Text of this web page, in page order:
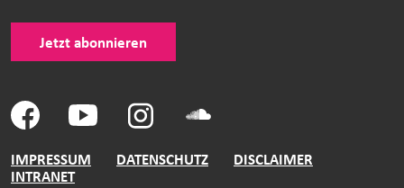
Jetzt abonnieren
IMPRESSUM DATENSCHUTZ
DISCLAIMER
INTRANET